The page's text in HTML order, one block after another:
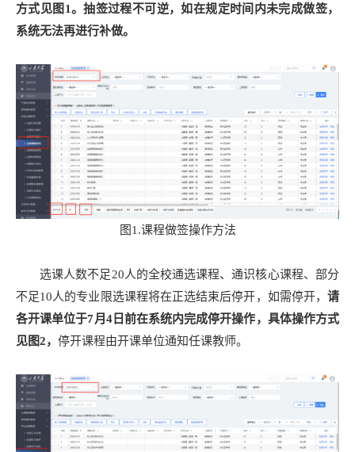
方式见图1。抽签过程不可逆，如在规定时间内未完成做签，
系统无法再进行补做。
图1.课程做签操作方法
选课人数不足20人的全校通选课程、通识核心课程、部分
不足10人的专业限选课程将在正选结束后停开，如需停开， 请
各开课单位于7月4日前在系统内完成停开操作，具体操作方式
见图2， 停开课程由开课单位通知任课教师。